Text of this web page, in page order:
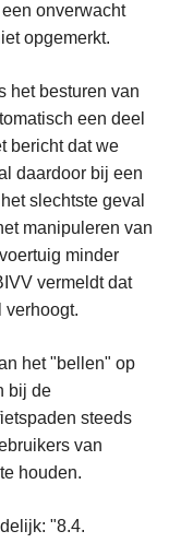
onverwacht
opgemerkt.
het besturen van
een deel
bericht dat we
daardoor bij een
slechtste geval
manipuleren van
minder
vermeldt dat
verhoogt.
het "bellen" op
bij de
steeds
van
houden.
"8.4.